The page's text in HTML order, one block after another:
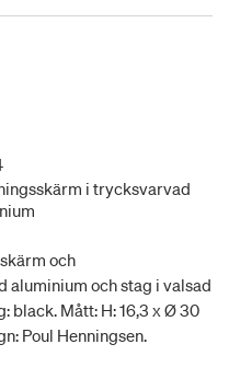
i trycksvarvad
och
och stag i valsad
black. Mått: H: 16,3 x Ø 30
Poul Henningsen.